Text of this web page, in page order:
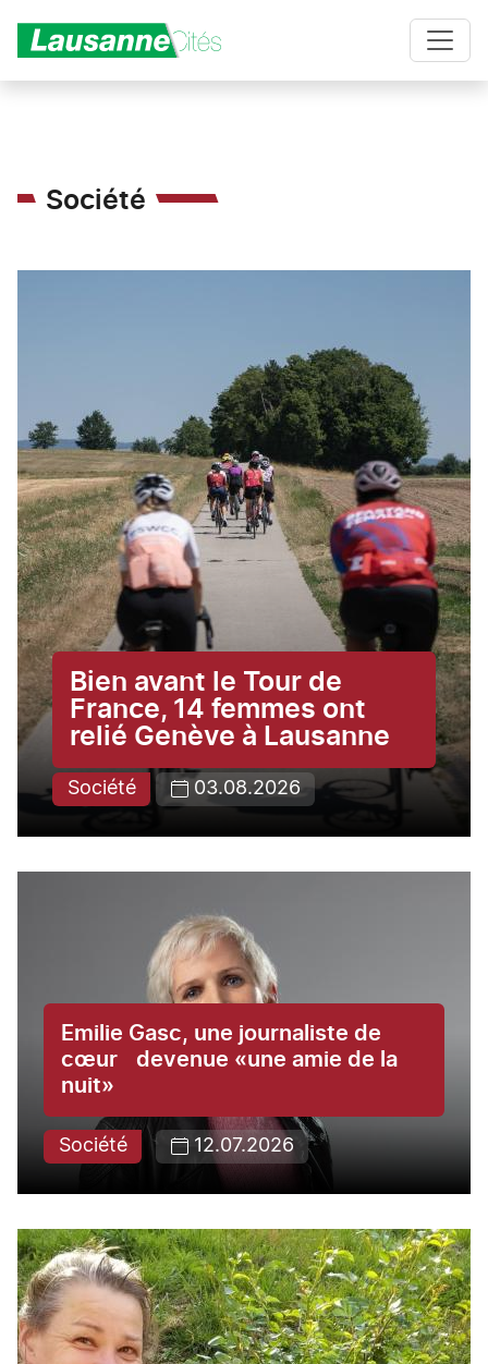
Société
Bien avant le Tour de
France, 14 femmes ont
relié Genève à Lausanne
Société 03.08.2026
Emilie Gasc, une journaliste de
cœur devenue «une amie de la
nuit»
Société 12.07.2026